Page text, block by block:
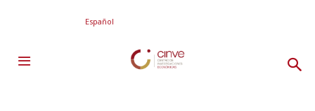
Español